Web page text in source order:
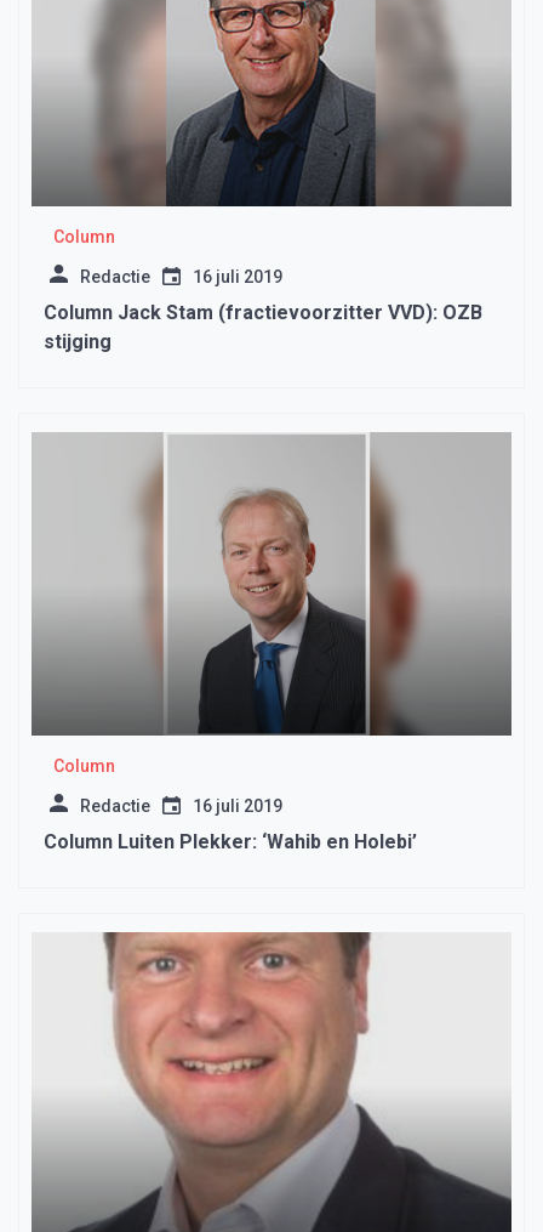
Column
Redactie 16 juli 2019
Column Jack Stam (fractievoorzitter VVD): OZB
stijging
Column
Redactie 16 juli 2019
Column Luiten Plekker: ‘Wahib en Holebi’